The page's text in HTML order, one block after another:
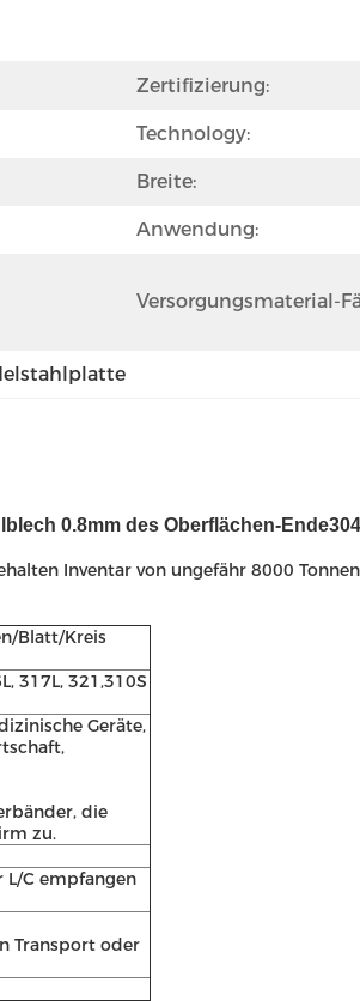
Zertifizierung:
Technology:
Breite:
Anwendung:
Versorgungsmaterial-
0.8mm des Oberflächen-
Inventar von ungefähr 8000
Blatt/Kreis
317L, 321,310S
Geräte,
die
zu.
L/C empfangen
Transport oder